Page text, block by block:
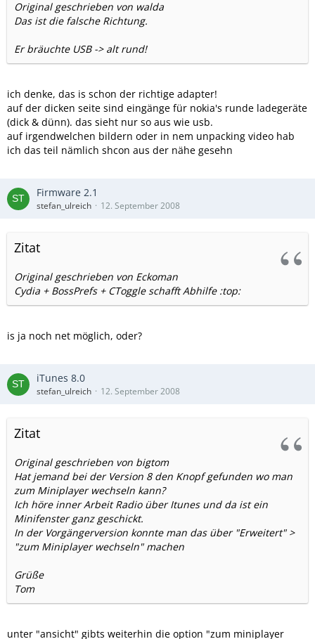
Original geschrieben von walda
Das ist die falsche Richtung.
Er bräuchte USB -> alt rund!
ich denke, das is schon der richtige adapter!
auf der dicken seite sind eingänge für nokia's runde ladegeräte
(dick & dünn). das sieht nur so aus wie usb.
auf irgendwelchen bildern oder in nem unpacking video hab
ich das teil nämlich shcon aus der nähe gesehn
Firmware 2.1
stefan_ulreich 12. September 2008
Zitat
Original geschrieben von Eckoman
Cydia + BossPrefs + CToggle schafft Abhilfe :top:
is ja noch net möglich, oder?
iTunes 8.0
stefan_ulreich 12. September 2008
Zitat
Original geschrieben von bigtom
Hat jemand bei der Version 8 den Knopf gefunden wo man
zum Miniplayer wechseln kann?
Ich höre inner Arbeit Radio über Itunes und da ist ein
Minifenster ganz geschickt.
In der Vorgängerversion konnte man das über "Erweitert" >
"zum Miniplayer wechseln" machen
Grüße
Tom
unter "ansicht" gibts weiterhin die option "zum miniplayer